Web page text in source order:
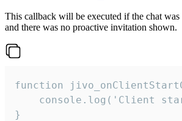
This callback will be executed if the chat
and there was no proactive invitation shown.
function
console.log('Client
}